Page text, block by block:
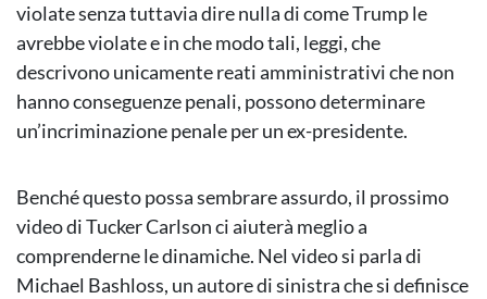
violate senza tuttavia dire nulla di come Trump le
avrebbe violate e in che modo tali, leggi, che
descrivono unicamente reati amministrativi che non
hanno conseguenze penali, possono determinare
un’incriminazione penale per un ex-presidente.
Benché questo possa sembrare assurdo, il prossimo
video di Tucker Carlson ci aiuterà meglio a
comprenderne le dinamiche. Nel video si parla di
Michael Bashloss, un autore di sinistra che si definisce